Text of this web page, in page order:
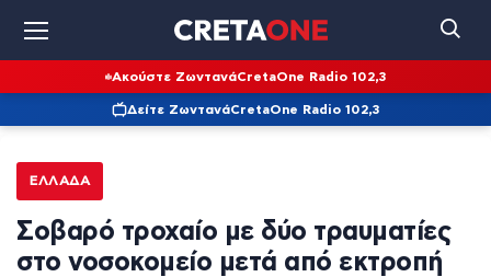
Ακούστε ΖωντανάCretaOne Radio 102,3
Δείτε ΖωντανάCretaOne Radio 102,3
ΕΛΛΆΔΑ
Σοβαρό τροχαίο με δύο τραυματίες
στο νοσοκομείο μετά από εκτροπή